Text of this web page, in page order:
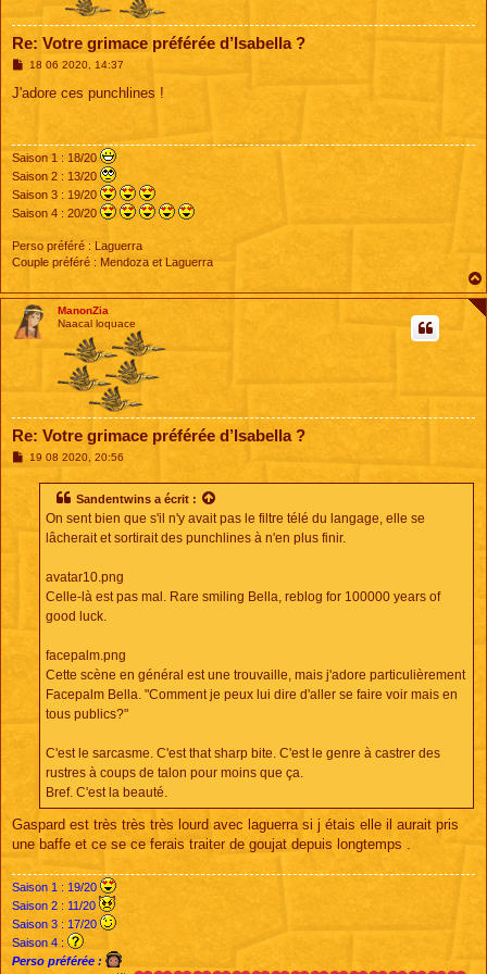
Re: Votre grimace préférée d’Isabella ?
M
s
18 06 2020, 14:37
J'adore ces punchlines !
Saison 1 : 18/20
Saison 2 : 13/20
Saison 3 : 19/20
Saison 4 : 20/20
Perso préféré : Laguerra
Couple préféré : Mendoza et Laguerra
ManonZia
Naacal loquace
Re: Votre grimace préférée d’Isabella ?
M19 08 2020, 20:56
Sandentwins a écrit :
On sent bien que s'il n'y avait pas le filtre télé du langage, elle se
lâcherait et sortirait des punchlines à n'en plus finir.
avatar10.png
Celle-là est pas mal. Rare smiling Bella, reblog for 100000 years of
good luck.
facepalm.png
Cette scène en général est une trouvaille, mais j'adore particulièrement
Facepalm Bella. "Comment je peux lui dire d'aller se faire voir mais en
tous publics?"
C'est le sarcasme. C'est that sharp bite. C'est le genre à castrer des
rustres à coups de talon pour moins que ça.
Bref. C'est la beauté.
Gaspard est très très très lourd avec laguerra si j étais elle il aurait pris
une baffe et ce se ce ferais traiter de goujat depuis longtemps .
Saison 1 : 19/20
Saison 2 : 11/20
Saison 3 : 17/20
Saison 4 :
Perso préférée :